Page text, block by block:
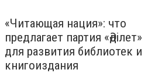
«Читающая нация»: что
предлагает партия «Әділет»
для развития библиотек и
книгоиздания